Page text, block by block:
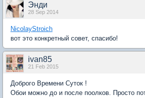
Энди
28 Sep 2014
NicolayStroich
вот это конкретный совет, спасибо!
ivan85
21 Feb 2015
Доброго Времени Суток !
Обои можно до и после поолков. Просто